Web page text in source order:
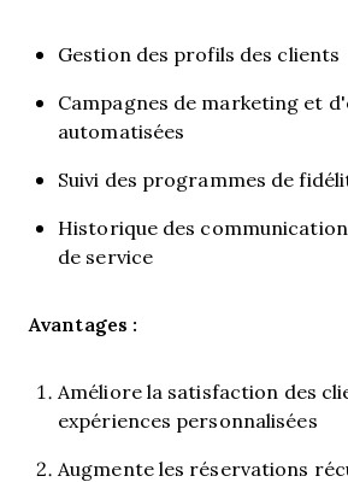
Gestion des profils des clients
Campagnes de marketing et
automatisées
Suivi des programmes de
Historique des
de service
Avantages :
Améliore la satisfaction des
expériences personnalisées
Augmente les réservations